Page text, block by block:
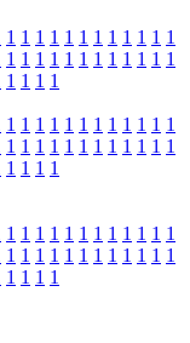
1 1 1 1 1 1 1 1 1 1 1 1
1 1 1 1 1 1 1 1 1 1 1 1
1 1 1 1
1 1 1 1 1 1 1 1 1 1 1 1
1 1 1 1 1 1 1 1 1 1 1 1
1 1 1 1
1 1 1 1 1 1 1 1 1 1 1 1
1 1 1 1 1 1 1 1 1 1 1 1
1 1 1 1